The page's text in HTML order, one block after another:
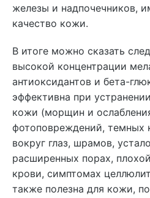
железы и надпочечников,
качество кожи.
В итоге можно сказать
высокой концентрации
антиоксидантов и бета-
эффективна при
кожи (морщин и
фотоповреждений, темных
вокруг глаз, шрамов,
расширенных порах,
крови, симптомах
также полезна для кожи,